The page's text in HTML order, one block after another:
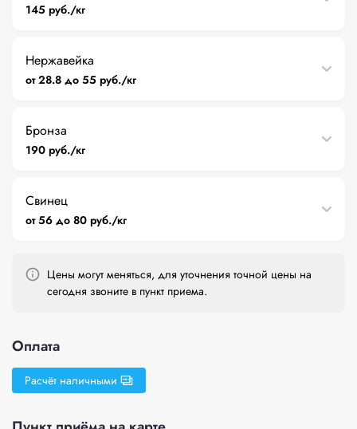
145 руб./кг
Нержавейка
от 28.8 до 55 руб./кг
Бронза
190 руб./кг
Свинец
от 56 до 80 руб./кг
Цены могут меняться, для уточнения точной цены на
сегодня звоните в пункт приема.
Оплата
Расчёт наличными